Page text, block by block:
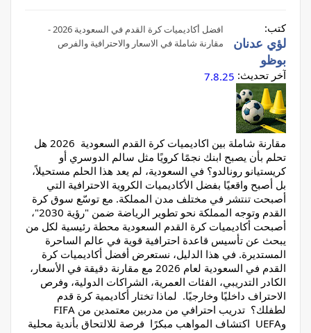
افضل أكاديميات كرة القدم في السعودية 2026 -
مقارنة شاملة في الاسعار والاحترافية والفرص
كتب:
لؤي عدنان
بوظو
آخر تحديث: 7.8.25
مقارنة شاملة بين اكاديميات كرة القدم السعودية 2026 هل
تحلم بأن يصبح ابنك نجمًا كرويًا مثل سالم الدوسري أو
كريستيانو رونالدو؟ في السعودية، لم يعد هذا الحلم مستحيلاً،
بل أصبح واقعيًا بفضل الأكاديميات الكروية الاحترافية التي
أصبحت تنتشر في مختلف مدن المملكة. مع توسّع سوق كرة
القدم وتوجه المملكة نحو تطوير الرياضة ضمن "رؤية 2030"،
أصبحت أكاديميات كرة القدم السعودية محطة رئيسية لكل من
يبحث عن تأسيس قاعدة احترافية قوية في عالم الساحرة
المستديرة. في هذا الدليل، نستعرض أفضل أكاديميات كرة
القدم في السعودية لعام 2026 مع مقارنة دقيقة في الأسعار،
الكادر التدريبي، الفئات العمرية، الشراكات الدولية، وفرص
الاحتراف داخليًا وخارجيًا. لماذا تختار أكاديمية كرة قدم
لطفلك؟ تدريب احترافي من مدربين معتمدين من FIFA
وUEFA اكتشاف المواهب مبكرًا فرصة للالتحاق بأندية محلية